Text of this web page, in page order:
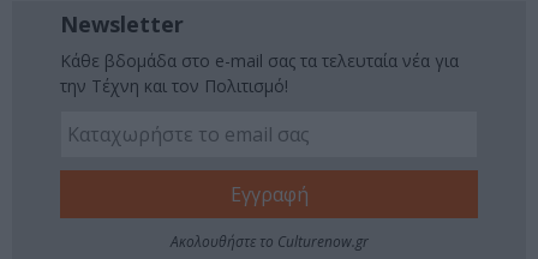
Newsletter
Κάθε βδομάδα στο e-mail σας τα τελευταία νέα για
την Τέχνη και τον Πολιτισμό!
Ακολουθήστε το Culturenow.gr